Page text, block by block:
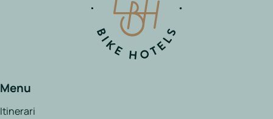
Menu
Itinerari